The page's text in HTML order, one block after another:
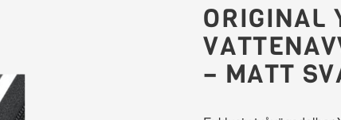
ORIGINAL
– MATT